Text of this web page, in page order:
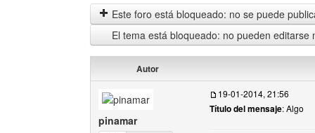
Este foro está bloqueado: no se puede
El tema está bloqueado: no pueden editarse
Autor
pinamar
19-01-2014, 21:56
Título del mensaje: Algo